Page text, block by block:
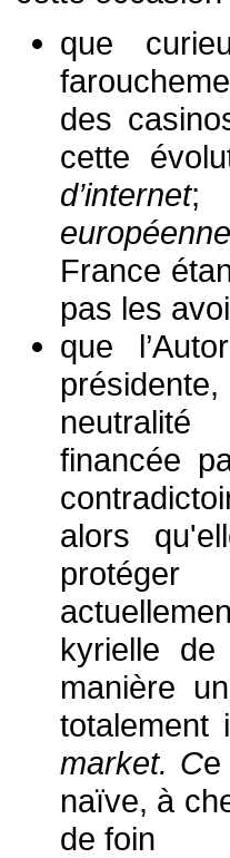
que
des
cette
d’internet;
France
pas les
que
neutralité
financée
alors
kyrielle
manière
market. Ce
naïve, à
de foin